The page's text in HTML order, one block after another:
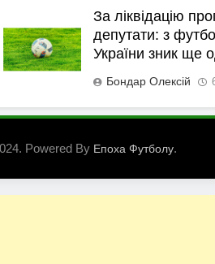
За ліквідацію
депутати: з
України зник ще
Бондар Олексій
Powered By Епоха Футболу.